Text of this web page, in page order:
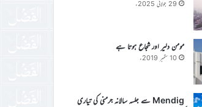
29 جولائی 2025ء
مومن دلیر اور شجاع ہوتا ہے
10 ستمبر 2019ء
Mendig سے جلسہ سالانہ جرمنی کی تیاری